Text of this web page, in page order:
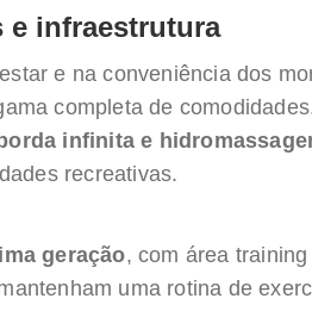
e infraestrutura
e na conveniência dos
completa de
infinita e
recreativas.
geração, com área
uma rotina de